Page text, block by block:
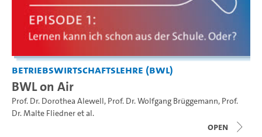
Betriebswirtschaftslehre (BWL)
BWL on Air
Prof. Dr. Dorothea Alewell, Prof. Dr. Wolfgang Brüggemann, Prof.
Dr. Malte Fliedneret al.
open